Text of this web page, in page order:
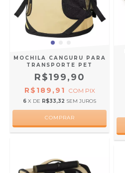
MOCHILA CANGURU PARA
TRANSPORTE PET
R$199,90
R$189,91 COM PIX
6 X DE R$33,32 SEM JUROS